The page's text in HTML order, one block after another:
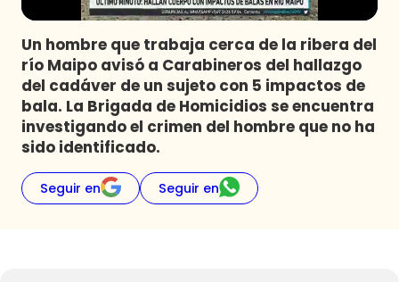
Un hombre que trabaja cerca de la ribera del
río Maipo avisó a Carabineros del hallazgo
del cadáver de un sujeto con 5 impactos de
bala. La Brigada de Homicidios se encuentra
investigando el crimen del hombre que no ha
sido identificado.
Seguir en Seguir en
Contigo en Directo
Plan Perfecto
El Tiempo
Sabingo
Todos Los Programas